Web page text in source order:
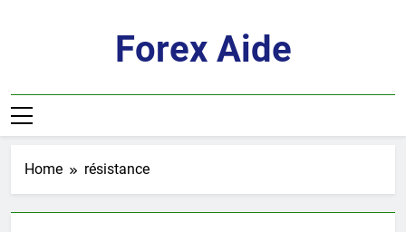
Forex Aide
Home résistance